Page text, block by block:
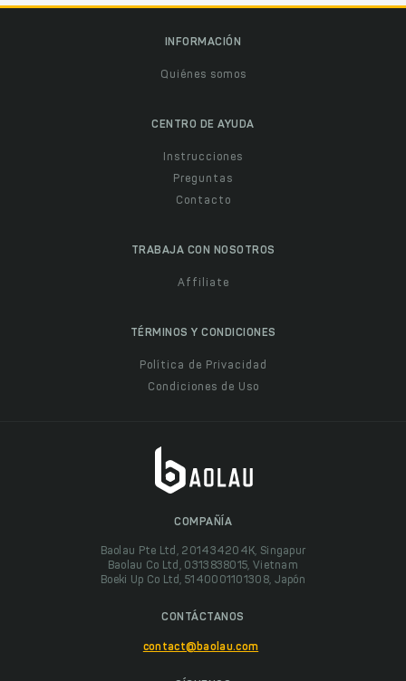
INFORMACIÓN
Quiénes somos
CENTRO DE AYUDA
Instrucciones
Preguntas
Contacto
TRABAJA CON NOSOTROS
Affiliate
TÉRMINOS Y CONDICIONES
Política de Privacidad
Condiciones de Uso
COMPAÑÍA
Baolau Pte Ltd, 201434204K, Singapur
Baolau Co Ltd, 0313838015, Vietnam
Boeki Up Co Ltd, 5140001101308, Japón
CONTÁCTANOS
contact@baolau.com